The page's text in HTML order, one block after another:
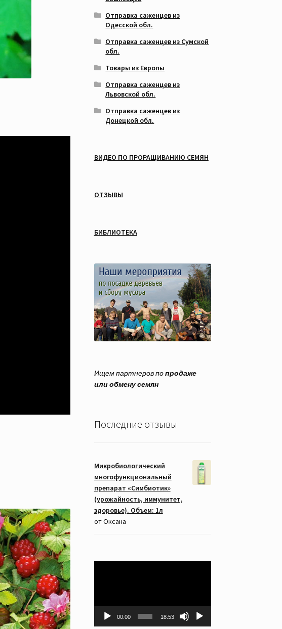
Отправка саженцев из
Одесской обл.
Отправка саженцев из Сумской
обл.
Товары из Европы
Отправка саженцев из
Львовской обл.
Отправка саженцев из
Донецкой обл.
ВИДЕО ПО ПРОРАЩИВАНИЮ СЕМЯН
ОТЗЫВЫ
БИБЛИОТЕКА
Ищем партнеров попродаже
или обмену семян
Последние отзывы
Микробиологический
многофункциональный
препарат «Симбиотик»
(урожайность, иммунитет,
здоровье). Объем: 1л
от Оксана
00:00 18:53